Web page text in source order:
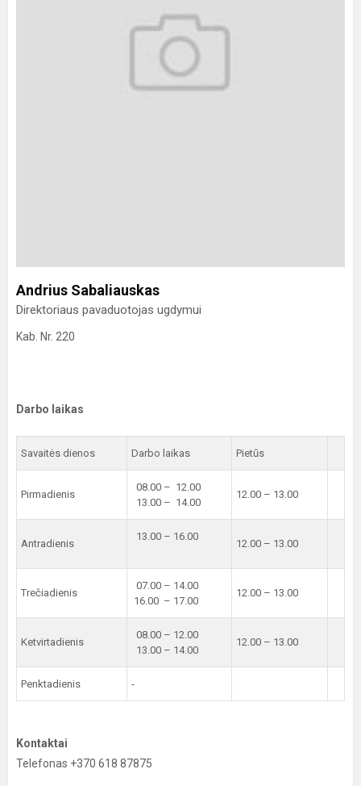
Andrius Sabaliauskas
Direktoriaus pavaduotojas ugdymui
Kab. Nr. 220
Darbo laikas
Savaitės dienos Darbo laikas Pietūs
Pirmadienis
08.00 – 12.00
13.00 – 14.00
12.00 – 13.00
Antradienis
13.00 – 16.00
12.00 – 13.00
Trečiadienis
07.00 – 14.00
16.00 – 17.00
12.00 – 13.00
Ketvirtadienis
08.00 – 12.00
13.00 – 14.00
12.00 – 13.00
Penktadienis -
Kontaktai
Telefonas +370 618 87875